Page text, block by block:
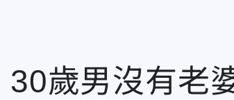
30歲男沒有老